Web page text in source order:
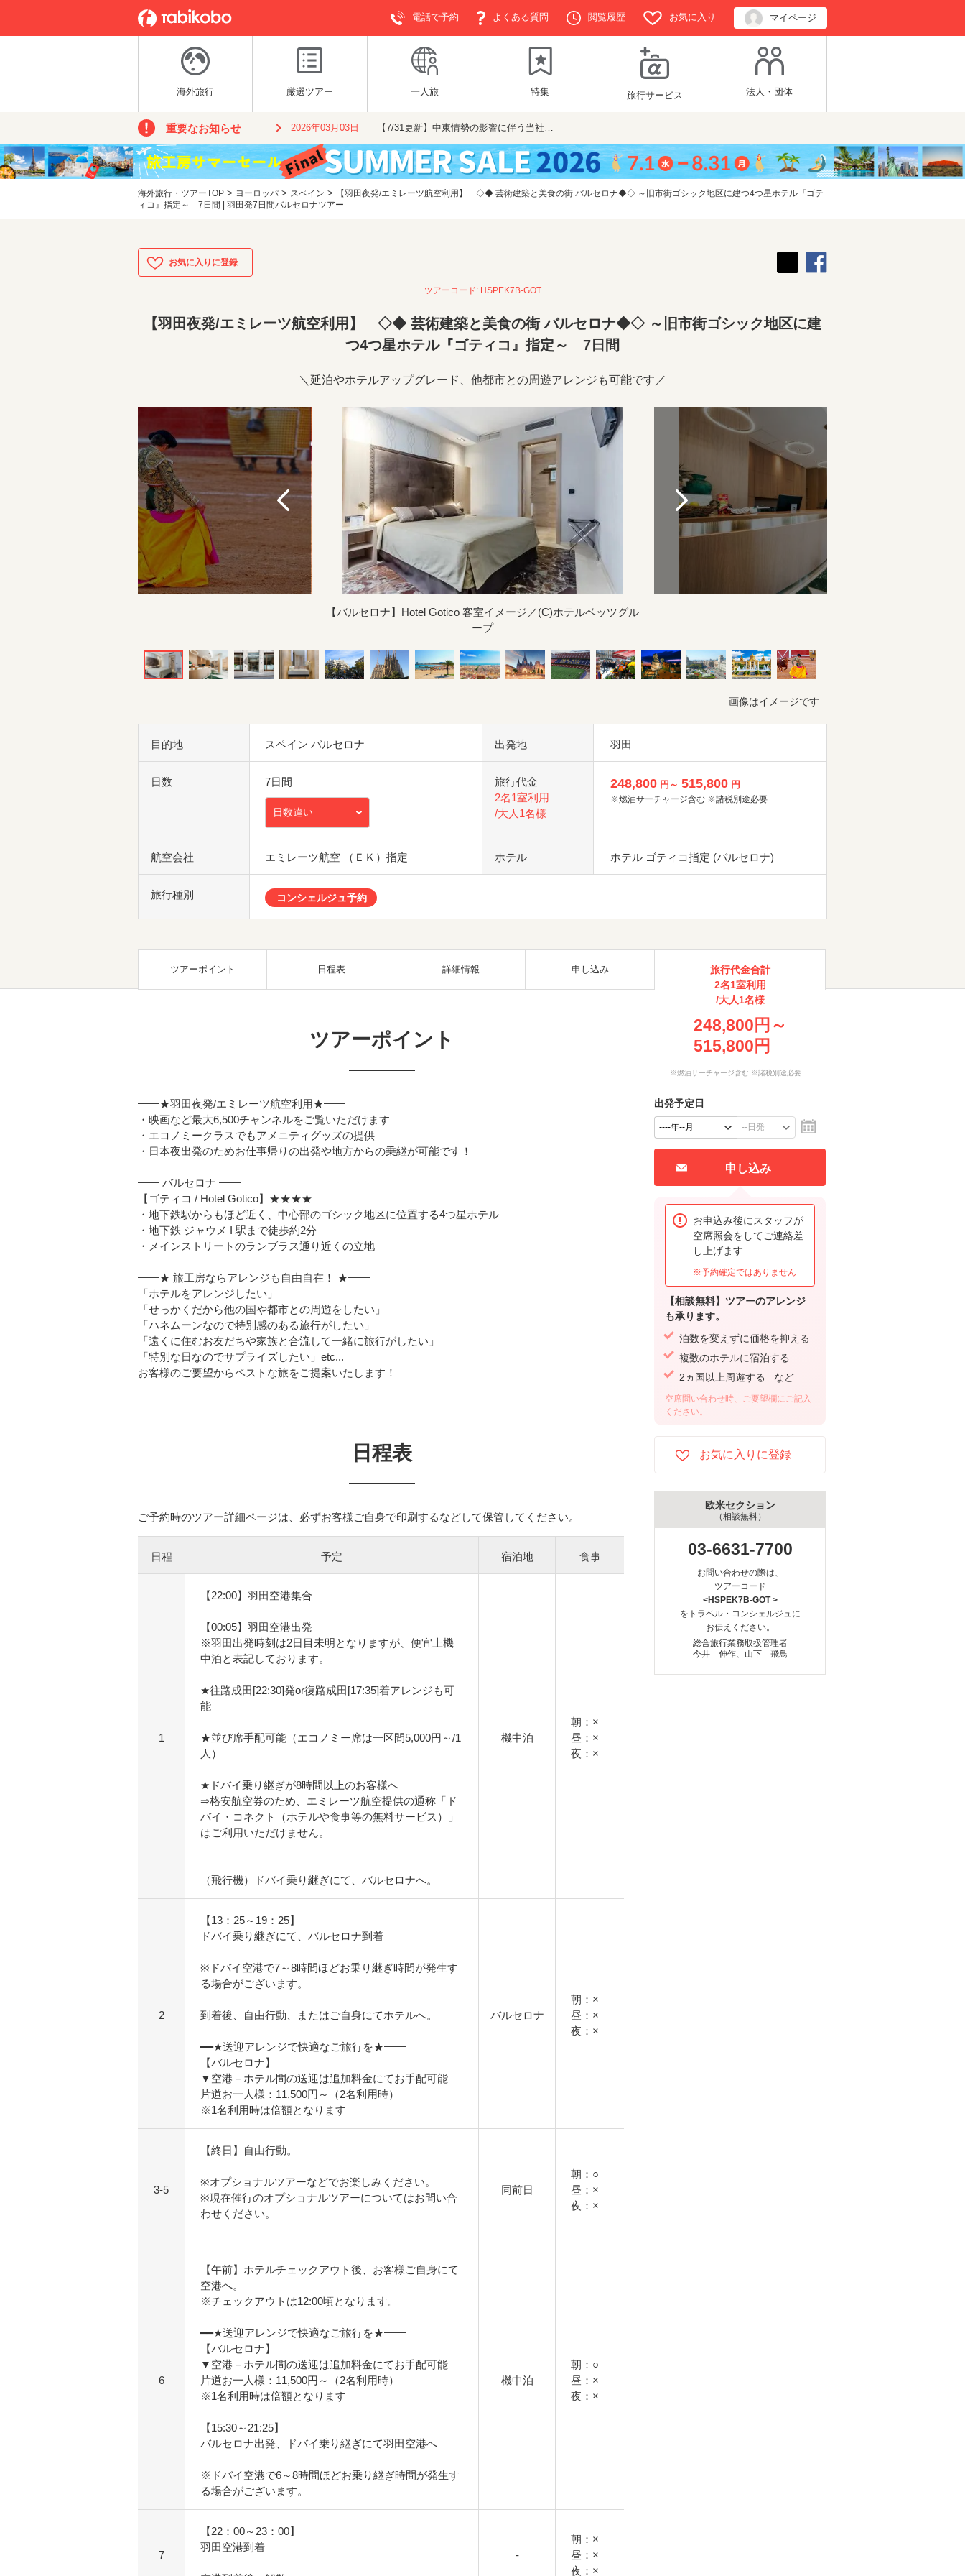
電話で予約 よくある質問 閲覧履歴 お気に入り マイページ
海外旅行 厳選ツアー 一人旅 特集 旅行サービス 法人・団体
重要なお知らせ 2026年03月03日 【7/31更新】中東情勢の影響に伴う当社…
海外旅行・ツアーTOP > ヨーロッパ > スペイン >
【羽田夜発/エミレーツ航空利用】 ◇◆ 芸術建築と美食の街 バルセロナ◆◇ ～旧市街ゴシック地区に建つ4つ星ホテル『ゴテ
ィコ』指定～ 7日間 | 羽田発7日間バルセロナツアー
ツアーコード: HSPEK7B-GOT
【羽田夜発/エミレーツ航空利用】 ◇◆ 芸術建築と美食の街 バルセロナ◆◇ ～旧市街ゴシック地区に建
つ4つ星ホテル『ゴティコ』指定～ 7日間
＼延泊やホテルアップグレード、他都市との周遊アレンジも可能です／
【バルセロナ】Hotel Gotico 客室イメージ／(C)ホテルベッツグル
ープ
画像はイメージです
目的地 スペイン バルセロナ 出発地 羽田
日数 7日間
日数違い
旅行代金
2名1室利用
/大人1名様
248,800 円～ 515,800 円
※燃油サーチャージ含む ※諸税別途必要
航空会社 エミレーツ航空 （ＥＫ）指定 ホテル ホテル ゴティコ指定 (バルセロナ)
旅行種別 コンシェルジュ予約
ツアーポイント 日程表 詳細情報 申し込み
ツアーポイント
━━★羽田夜発/エミレーツ航空利用★━━
・映画など最大6,500チャンネルをご覧いただけます
・エコノミークラスでもアメニティグッズの提供
・日本夜出発のためお仕事帰りの出発や地方からの乗継が可能です！
━━ バルセロナ ━━
【ゴティコ / Hotel Gotico】★★★★
・地下鉄駅からもほど近く、中心部のゴシック地区に位置する4つ星ホテル
・地下鉄 ジャウメ I 駅まで徒歩約2分
・メインストリートのランブラス通り近くの立地
━━★ 旅工房ならアレンジも自由自在！ ★━━
「ホテルをアレンジしたい」
「せっかくだから他の国や都市との周遊をしたい」
「ハネムーンなので特別感のある旅行がしたい」
「遠くに住むお友だちや家族と合流して一緒に旅行がしたい」
「特別な日なのでサプライズしたい」etc...
お客様のご要望からベストな旅をご提案いたします！
日程表
ご予約時のツアー詳細ページは、必ずお客様ご自身で印刷するなどして保管してください。
日程 予定 宿泊地 食事
1
【22:00】羽田空港集合
【00:05】羽田空港出発
※羽田出発時刻は2日目未明となりますが、便宜上機
中泊と表記しております。
★往路成田[22:30]発or復路成田[17:35]着アレンジも可
能
★並び席手配可能（エコノミー席は一区間5,000円～/1
人）
★ドバイ乗り継ぎが8時間以上のお客様へ
⇒格安航空券のため、エミレーツ航空提供の通称「ド
バイ・コネクト（ホテルや食事等の無料サービス）」
はご利用いただけません。
（飛行機）ドバイ乗り継ぎにて、バルセロナへ。
機中泊
朝：×
昼：×
夜：×
2
【13：25～19：25】
ドバイ乗り継ぎにて、バルセロナ到着
※ドバイ空港で7～8時間ほどお乗り継ぎ時間が発生す
る場合がございます。
到着後、自由行動、またはご自身にてホテルへ。
━━★送迎アレンジで快適なご旅行を★━━
【バルセロナ】
▼空港－ホテル間の送迎は追加料金にてお手配可能
片道お一人様：11,500円～（2名利用時）
※1名利用時は倍額となります
バルセロナ
朝：×
昼：×
夜：×
3-5
【終日】自由行動。
※オプショナルツアーなどでお楽しみください。
※現在催行のオプショナルツアーについてはお問い合
わせください。
同前日
朝：○
昼：×
夜：×
6
【午前】ホテルチェックアウト後、お客様ご自身にて
空港へ。
※チェックアウトは12:00頃となります。
━━★送迎アレンジで快適なご旅行を★━━
【バルセロナ】
▼空港－ホテル間の送迎は追加料金にてお手配可能
片道お一人様：11,500円～（2名利用時）
※1名利用時は倍額となります
【15:30～21:25】
バルセロナ出発、ドバイ乗り継ぎにて羽田空港へ
※ドバイ空港で6～8時間ほどお乗り継ぎ時間が発生す
る場合がございます。
機中泊
朝：○
昼：×
夜：×
7
【22：00～23：00】
羽田空港到着
-
朝：×
昼：×
夜：×
旅行代金合計
2名1室利用
/大人1名様
248,800円～
515,800円
※燃油サーチャージ含む ※諸税別途必要
出発予定日
申し込み
お申込み後にスタッフが
空席照会をしてご連絡差
し上げます
※予約確定ではありません
【相談無料】ツアーのアレンジ
も承ります。
泊数を変えずに価格を抑える
複数のホテルに宿泊する
2ヵ国以上周遊する など
空席問い合わせ時、ご要望欄にご記入
ください。
欧米セクション
（相談無料）
03-6631-7700
お問い合わせの際は、
ツアーコード
<HSPEK7B-GOT >
をトラベル・コンシェルジュに
お伝えください。
総合旅行業務取扱管理者
今井 伸作、山下 飛鳥